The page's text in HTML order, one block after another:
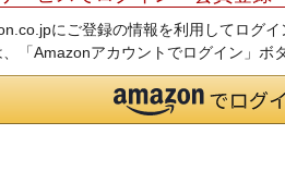
にご登録の情報を利用してログ
「Amazonアカウントでログイン」ボ